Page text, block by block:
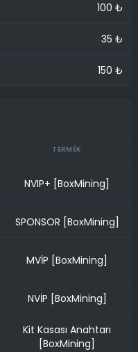
100 ₺
35 ₺
150 ₺
TERMÉK
NVIP+ [BoxMining]
SPONSOR [BoxMining]
MVİP [BoxMining]
NVİP [BoxMining]
Kit Kasası Anahtarı
[BoxMining]